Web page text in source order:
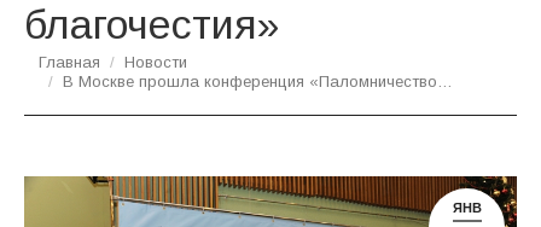
благочестия»
Вы здесь:
Главная
Новости
В Москве прошла конференция «Паломничество…
ЯНВ